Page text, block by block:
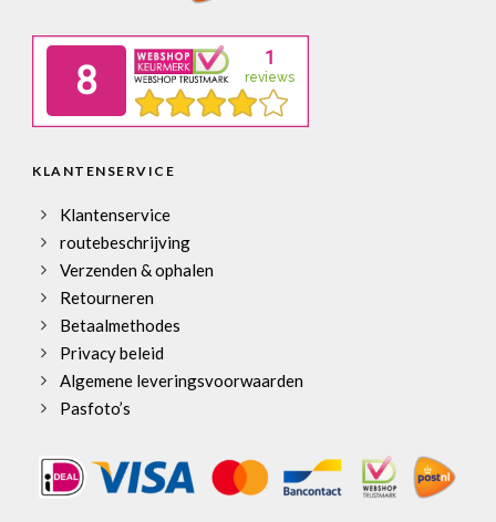
KLANTENSERVICE
Klantenservice
routebeschrijving
Verzenden & ophalen
Retourneren
Betaalmethodes
Privacy beleid
Algemene leveringsvoorwaarden
Pasfoto’s